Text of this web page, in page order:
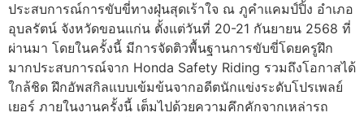
ประสบการณ์การขับขี่ทางฝุ่นสุดเร้าใจ ณ ภูคำแคมป์ปิ้ง อำเภอ
อุบลรัตน์ จังหวัดขอนแก่น ตั้งแต่วันที่ 20-21 กันยายน 2568 ที่
ผ่านมา โดยในครั้งนี้ มีการจัดติวพื้นฐานการขับขี่โดยครูฝึก
มากประสบการณ์จาก Honda Safety Riding รวมถึงโอกาสได้
ใกล้ชิด ฝึกอัพสกิลแบบเข้มข้นจากอดีตนักแข่งระดับโปรเพลย์
เยอร์ ภายในงานครั้งนี้ เต็มไปด้วยความคึกคักจากเหล่ารถ